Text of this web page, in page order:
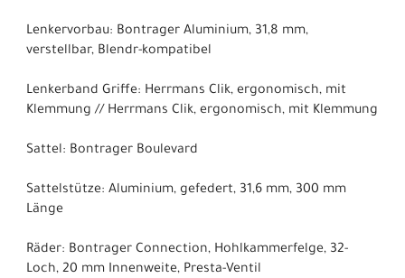
Lenkervorbau: Bontrager Aluminium, 31,8 mm,
verstellbar, Blendr-kompatibel
Lenkerband Griffe: Herrmans Clik, ergonomisch, mit
Klemmung // Herrmans Clik, ergonomisch, mit Klemmung
Sattel: Bontrager Boulevard
Sattelstütze: Aluminium, gefedert, 31,6 mm, 300 mm
Länge
Räder: Bontrager Connection, Hohlkammerfelge, 32-
Loch, 20 mm Innenweite, Presta-Ventil